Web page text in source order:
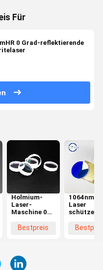
Für
0 Grad-reflektierende
Holmium-
Laser-
Maschine 0
reflektierende
polierte
Bestpreis
1064nmHR
Laser
Faser-